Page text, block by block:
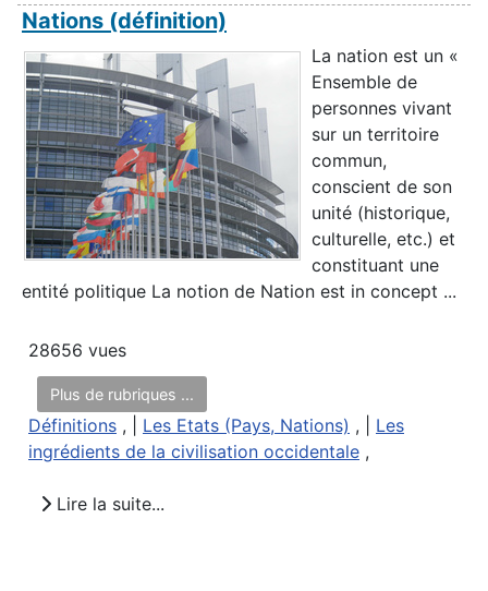
Nations (définition)
La nation est un «
Ensemble de
personnes vivant
sur un territoire
commun,
conscient de son
unité (historique,
culturelle, etc.) et
constituant une
entité politique La notion de Nation est in concept ...
28656 vues
Plus de rubriques ...
Définitions , | Les Etats (Pays, Nations) , | Les
ingrédients de la civilisation occidentale ,
Lire la suite...